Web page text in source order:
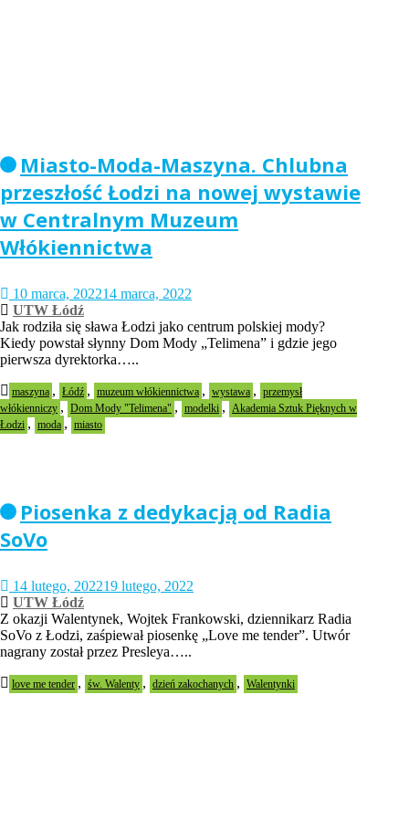
Miasto-Moda-Maszyna. Chlubna
przeszłość Łodzi na nowej wystawie
w Centralnym Muzeum
Włókiennictwa
10 marca, 202214 marca, 2022
UTW Łódź
Jak rodziła się sława Łodzi jako centrum polskiej mody?
Kiedy powstał słynny Dom Mody „Telimena” i gdzie jego
pierwsza dyrektorka…..
maszyna , Łódź , muzeum włókiennictwa , wystawa , przemysł
włókienniczy , Dom Mody "Telimena" , modelki , Akademia Sztuk Pięknych w
Łodzi , moda , miasto
Piosenka z dedykacją od Radia
SoVo
14 lutego, 202219 lutego, 2022
UTW Łódź
Z okazji Walentynek, Wojtek Frankowski, dziennikarz Radia
SoVo z Łodzi, zaśpiewał piosenkę „Love me tender”. Utwór
nagrany został przez Presleya…..
love me tender , św. Walenty , dzień zakochanych , Walentynki